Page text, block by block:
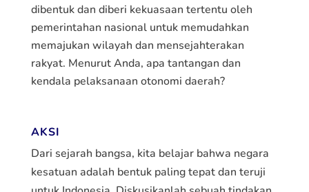
dibentuk dan diberi kekuasaan tertentu oleh
pemerintahan nasional untuk memudahkan
memajukan wilayah dan mensejahterakan
rakyat. Menurut Anda, apa tantangan dan
kendala pelaksanaan otonomi daerah?
AKSI
Dari sejarah bangsa, kita belajar bahwa negara
kesatuan adalah bentuk paling tepat dan teruji